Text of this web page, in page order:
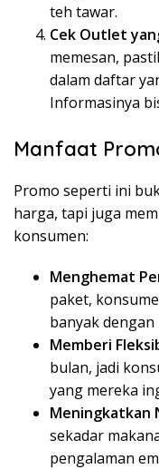
teh tawar.
Cek Outlet
memesan,
dalam daftar
Informasinya
Manfaat
Promo seperti ini
harga, tapi juga
konsumen:
Menghemat
paket,
banyak
Memberi
bulan, jadi
yang mereka
Meningkatkan
sekadar
pengalaman